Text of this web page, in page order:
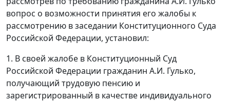
вопрос о возможности принятия его жалобы к
рассмотрению в заседании Конституционного Суда
Российской Федерации, установил:
1. В своей жалобе в Конституционный Суд
Российской Федерации гражданин А.И. Гулько,
получающий трудовую пенсию и
зарегистрированный в качестве индивидуального